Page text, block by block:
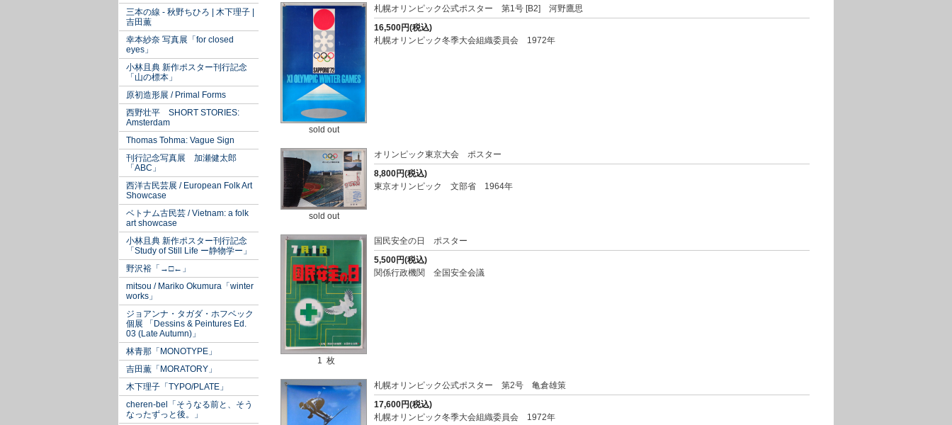
三本の線 - 秋野ちひろ | 木下理子 |
吉田薫
幸本紗奈 写真展「for closed
eyes」
小林且典 新作ポスター刊行記念
「山の標本」
原初造形展 / Primal Forms
西野壮平 SHORT STORIES:
Amsterdam
Thomas Tohma: Vague Sign
刊行記念写真展 加瀬健太郎
「ABC」
西洋古民芸展 / European Folk Art
Showcase
ベトナム古民芸 / Vietnam: a folk
art showcase
小林且典 新作ポスター刊行記念
「Study of Still Life ー静物学ー」
野沢裕「→□←」
mitsou / Mariko Okumura「winter
works」
ジョアンナ・タガダ・ホフベック
個展 「Dessins & Peintures Ed.
03 (Late Autumn)」
林青那「MONOTYPE」
吉田薫「MORATORY」
木下理子「TYPO/PLATE」
cheren-bel「そうなる前と、そう
なったずっと後。」
sold out
札幌オリンピック公式ポスター 第1号 [B2] 河野鷹思
16,500円(税込)
札幌オリンピック冬季大会組織委員会 1972年
sold out
オリンピック東京大会 ポスター
8,800円(税込)
東京オリンピック 文部省 1964年
1 枚
国民安全の日 ポスター
5,500円(税込)
関係行政機関 全国安全会議
札幌オリンピック公式ポスター 第2号 亀倉雄策
17,600円(税込)
札幌オリンピック冬季大会組織委員会 1972年